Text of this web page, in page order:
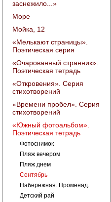
заснежило...»
Море
Мойка, 12
«Мелькают страницы».
Поэтическая серия
«Очарованный странник».
Поэтическая тетрадь
«Откровения». Серия
стихотворений
«Времени пробел». Серия
стихотворений
«Южный фотоальбом».
Поэтическая тетрадь
Фотоснимок
Пляж вечером
Пляж днем
Сентябрь
Набережная. Променад.
Детский рай